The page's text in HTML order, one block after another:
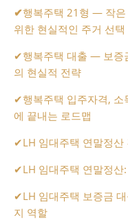
✔행복주택 21형 — 작은
위한 현실적인 주거 선택
✔행복주택 대출 — 보증
의 현실적 전략
✔행복주택 입주자격, 소
에 끝내는 로드맵
✔LH 임대주택 연말정
✔LH 임대주택 연말정
✔LH 임대주택 보증금
지 역할